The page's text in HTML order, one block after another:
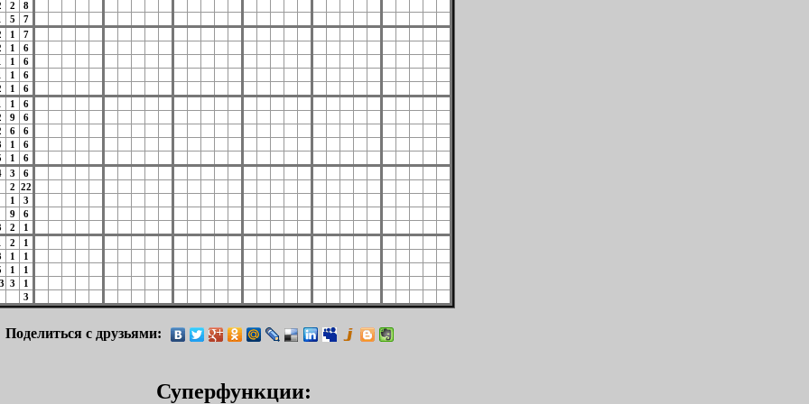
2
8
5
7
1
7
1
6
1
6
1
6
1
6
1
6
9
6
6
6
1
6
1
6
3
6
2 22
1
3
9
6
2
1
2
1
1
1
1
1
3
1
3
Поделиться с друзьями:
Суперфункции: